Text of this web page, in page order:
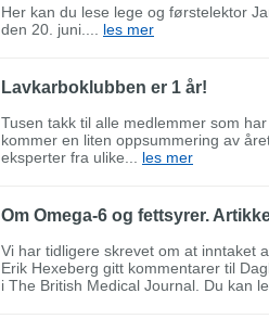
Her kan du lese lege og førstelektor
den 20. juni.... les mer
Lavkarboklubben er 1 år!
Tusen takk til alle medlemmer som
kommer en liten oppsummering av
eksperter fra ulike... les mer
Om Omega-6 og fettsyrer.
Vi har tidligere skrevet om at inntaket
Erik Hexeberg gitt kommentarer til
i The British Medical Journal. Du kan